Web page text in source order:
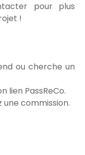
pour plus
!
ou cherche un
lien PassReCo.
une commission.